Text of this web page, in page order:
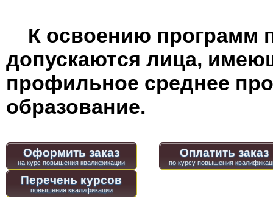
К освоению программ
допускаются лица,
профильное среднее
образование.
Оформить заказ Оплатить заказ
Перечень курсов
повышения квалификации